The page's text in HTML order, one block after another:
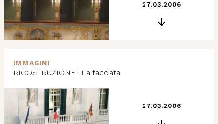
27.03.2006
IMMAGINI
RICOSTRUZIONE -La facciata
27.03.2006